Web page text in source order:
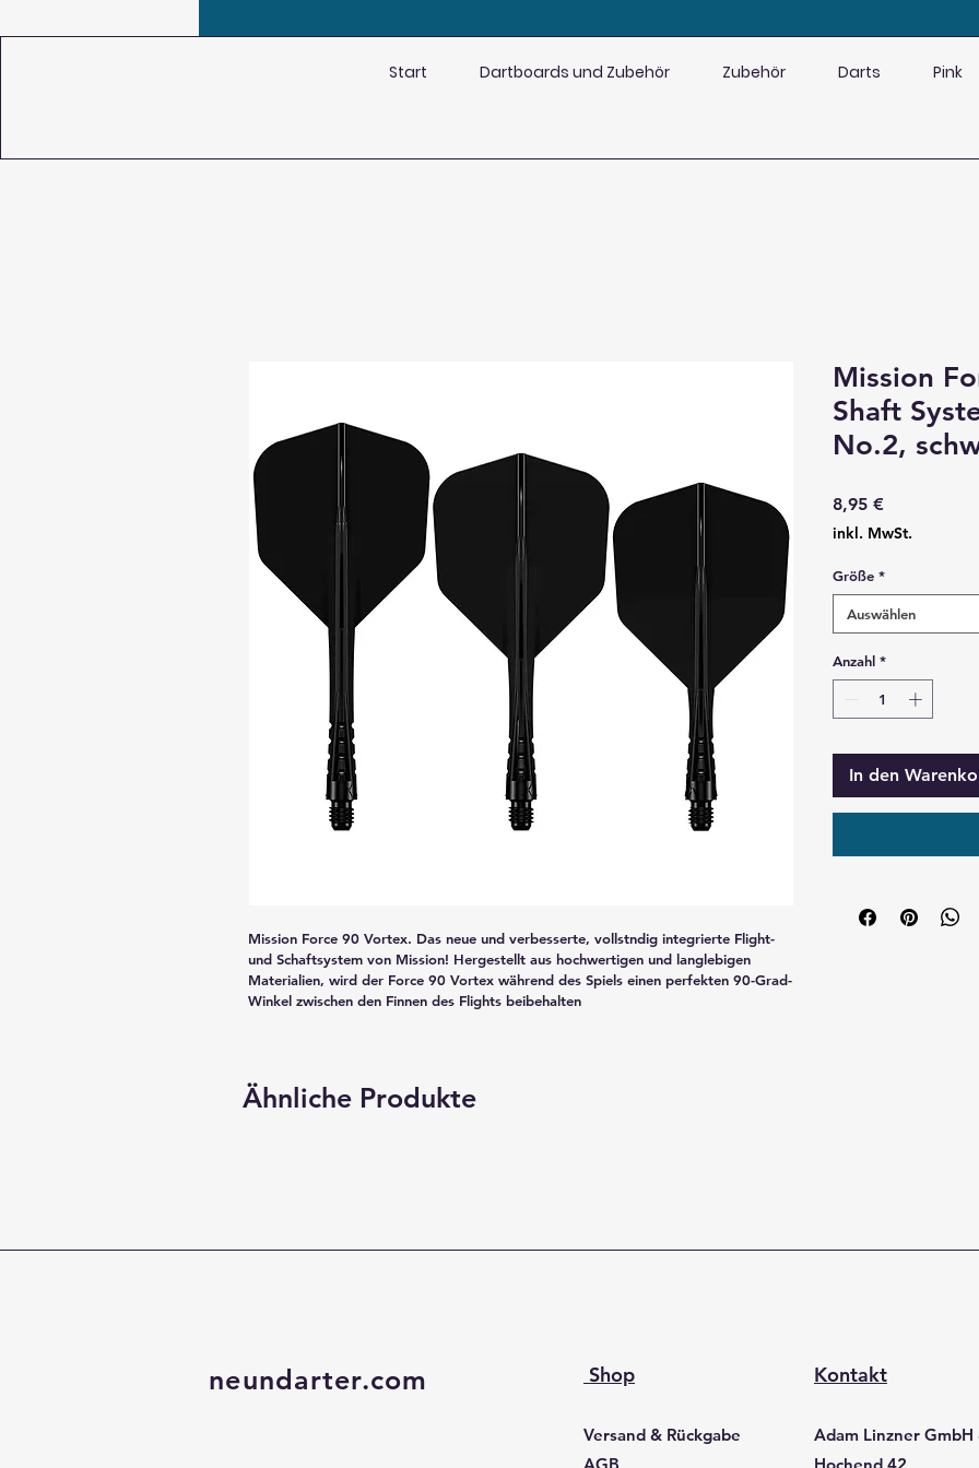
Start Dartboards und Zubehör Zubehör Darts Pink
Mission Force 90 Vortex. Das neue und verbesserte, vollstndig integrierte Flight-
und Schaftsystem von Mission! Hergestellt aus hochwertigen und langlebigen
Materialien, wird der Force 90 Vortex während des Spiels einen perfekten 90-Grad-
Winkel zwischen den Finnen des Flights beibehalten
Mission
Shaft
No.2,
8,95 €
inkl. MwSt.
Größe *
Auswählen
Anzahl *
In den
Ähnliche Produkte
neundarter.com Shop
Versand & Rückgabe
Kontakt
Adam Linzner GmbH